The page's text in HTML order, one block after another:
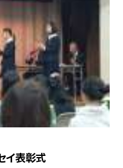
イ表彰式